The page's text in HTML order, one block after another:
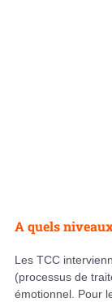
A quels
Les TCC
(processus de
émotionnel. Pour